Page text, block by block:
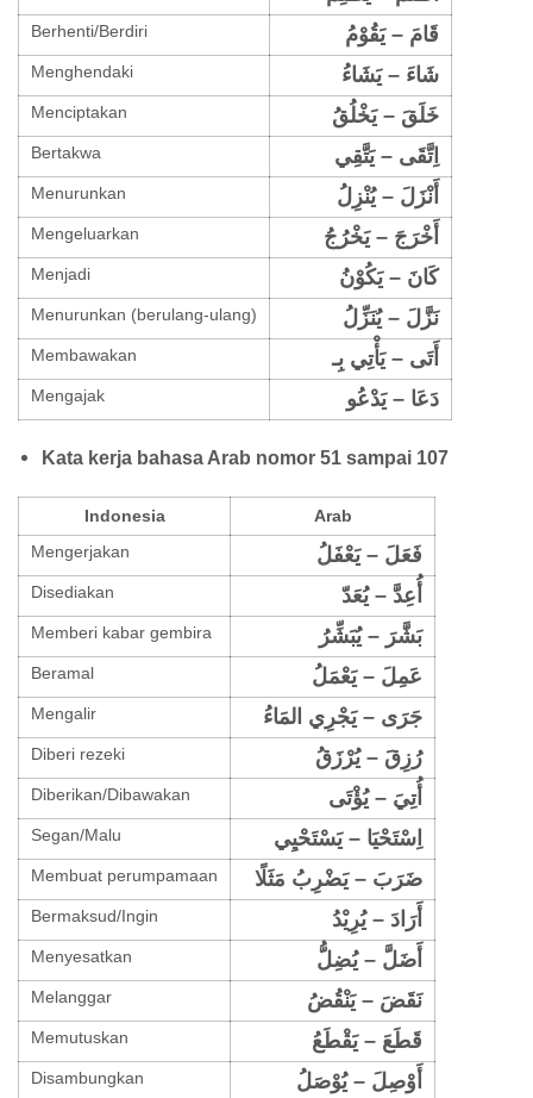
Berhenti/Berdiri قَامَ – يَقُوْمُ
Menghendaki شَاءَ – يَشَاءُ
Menciptakan خَلَقَ – يَخْلُقُ
Bertakwa اِتَّقَى – يَتَّقِي
Menurunkan أَنْزَلَ – يُنْزِلُ
Mengeluarkan أَخْرَجَ – يَخْرُجُ
Menjadi كَانَ – يَكُوْنُ
Menurunkan (berulang-ulang) نَزَّلَ – يُنَزِّلُ
Membawakan أَتَى – يَأْتِي بِـ
Mengajak دَعَا – يَدْعُو
Kata kerja bahasa Arab nomor 51 sampai 107
Indonesia
Arab
Mengerjakan
فَعَلَ – يَعْفَلُ
Disediakan أُعِدَّ – يُعَدّ
Memberi kabar gembira بَشَّرَ – يُبَشِّرُ
Beramal عَمِلَ – يَعْمَلُ
Mengalir جَرَى – يَجْرِي المَاءُ
Diberi rezeki رُزِقَ – يُرْزَقُ
Diberikan/Dibawakan أُتِيَ – يُؤْتَى
Segan/Malu اِسْتَحْيَا – يَسْتَحْيِي
Membuat perumpamaan ضَرَبَ – يَضْرِبُ مَثَلًا
Bermaksud/Ingin أَرَادَ – يُرِيْدُ
Menyesatkan أَضَلَّ – يُضِلُّ
Melanggar نَقَضَ – يَنْقُضُ
Memutuskan قَطَعَ – يَقْطَعُ
Disambungkan أَوْصِلَ – يُوْصَلُ